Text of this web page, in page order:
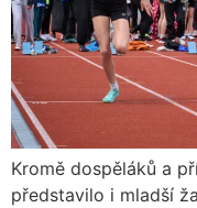
Kromě dospěláků a
představilo i mladší